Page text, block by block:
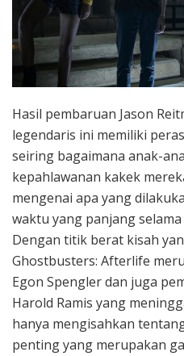
Hasil pembaruan Jason
legendaris ini memiliki
seiring bagaimana anak-
kepahlawanan kakek
mengenai apa yang
waktu yang panjang
Dengan titik berat kisah
Ghostbusters: Afterlife
Egon Spengler dan juga
Harold Ramis yang
hanya mengisahkan
penting yang merupakan